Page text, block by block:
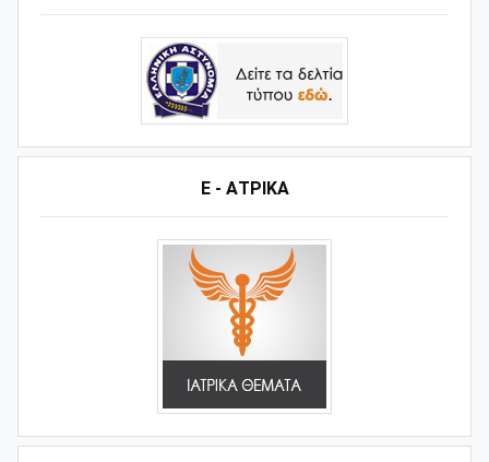
Ε - ΑΤΡΙΚΑ